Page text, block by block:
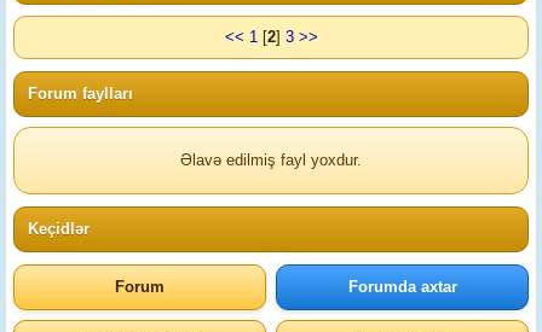
<< 1[2] 3 >>
Forum faylları
Əlavə edilmiş fayl yoxdur.
Keçidlər
Forum Forumda axtar